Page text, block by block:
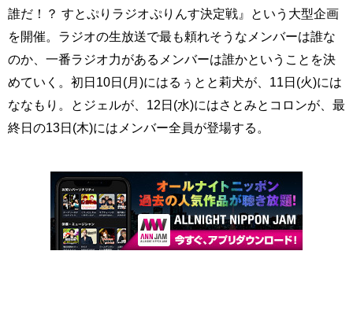
誰だ！？ すとぷりラジオぷりんす決定戦』という大型企画
を開催。ラジオの生放送で最も頼れそうなメンバーは誰な
のか、一番ラジオ力があるメンバーは誰かということを決
めていく。初日10日(月)にはるぅとと莉犬が、11日(火)には
ななもり。とジェルが、12日(水)にはさとみとコロンが、最
終日の13日(木)にはメンバー全員が登場する。